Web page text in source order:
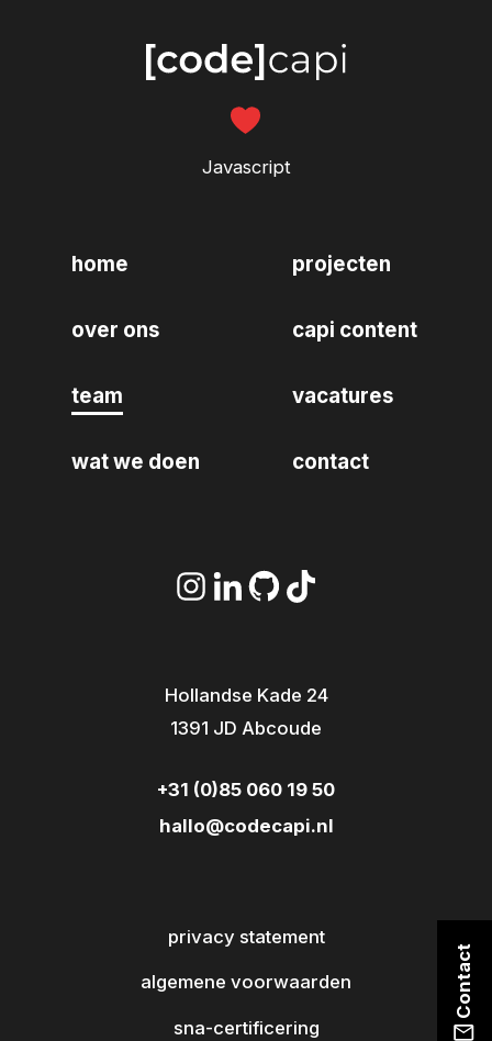
Contact
Javascript
home
over ons
team
wat we doen
projecten
capi content
vacatures
contact
Hollandse Kade 24
1391 JD Abcoude
+31 (0)85 060 19 50
hallo@codecapi.nl
privacy statement
algemene voorwaarden
sna-certificering